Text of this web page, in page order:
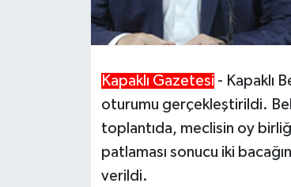
Kapaklı Gazetesi - Kapaklı
oturumu gerçekleştirildi.
toplantıda, meclisin oy
patlaması sonucu iki
verildi.